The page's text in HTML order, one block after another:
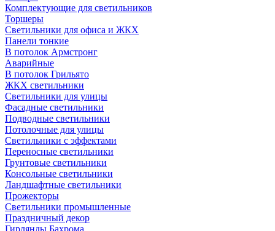
Комплектующие для светильников
Торшеры
Светильники для офиса и ЖКХ
Панели тонкие
В потолок Армстронг
Аварийные
В потолок Грильято
ЖКХ светильники
Светильники для улицы
Фасадные светильники
Подводные светильники
Потолочные для улицы
Светильники с эффектами
Переносные светильники
Грунтовые светильники
Консольные светильники
Ландшафтные светильники
Прожекторы
Светильники промышленные
Праздничный декор
Гирлянды Бахрома